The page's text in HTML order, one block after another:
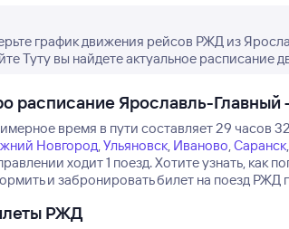
график движения рейсов РЖД из
Туту вы найдете актуальное расписание
расписание Ярославль-Главный
время в пути составляет 29 часов
Новгород,Ульяновск, Иваново,Саранск,
ходит 1 поезд.Хотите узнать, как
и забронировать билет на поезд
РЖД